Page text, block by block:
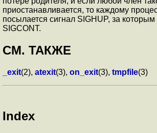
приостанавливается, то каждому
посылается сигнал SIGHUP, за которым
SIGCONT.
СМ. ТАКЖЕ
_exit(2), atexit(3), on_exit(3), tmpfile(3)
Index